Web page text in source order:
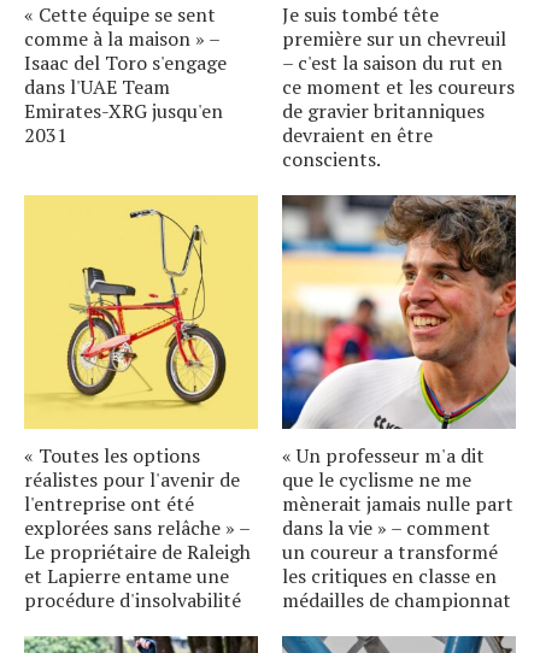
« Cette équipe se sent
comme à la maison » –
Isaac del Toro s'engage
dans l'UAE Team
Emirates-XRG jusqu'en
2031
Je suis tombé tête
première sur un chevreuil
– c'est la saison du rut en
ce moment et les coureurs
de gravier britanniques
devraient en être
conscients.
« Toutes les options
réalistes pour l'avenir de
l'entreprise ont été
explorées sans relâche » –
Le propriétaire de Raleigh
et Lapierre entame une
procédure d'insolvabilité
« Un professeur m'a dit
que le cyclisme ne me
mènerait jamais nulle part
dans la vie » – comment
un coureur a transformé
les critiques en classe en
médailles de championnat